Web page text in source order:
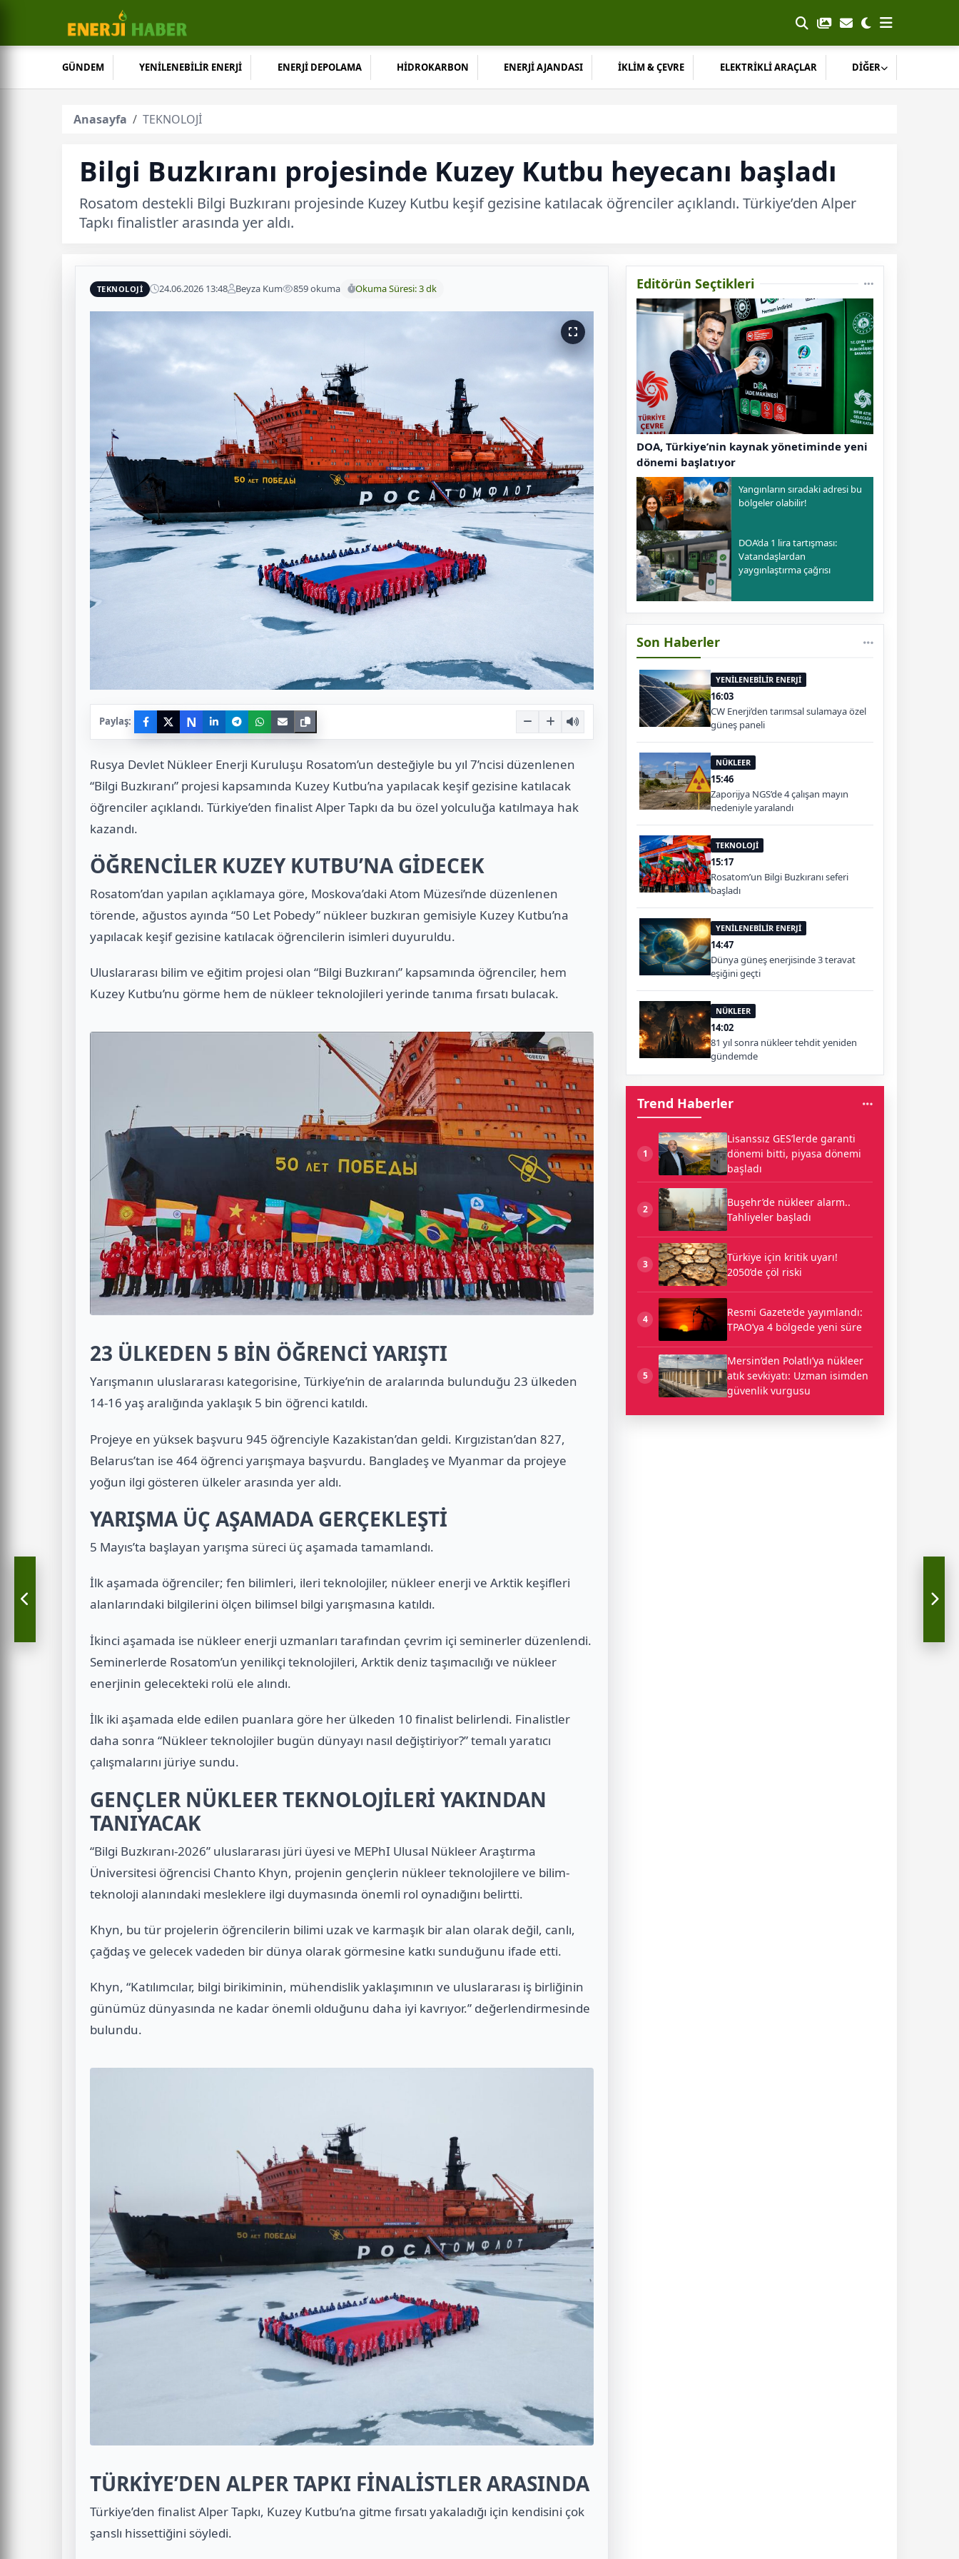
GÜNDEM YENİLENEBİLİR ENERJİ ENERJİ DEPOLAMA HİDROKARBON ENERJİ AJANDASI İKLİM & ÇEVRE ELEKTRİKLİ ARAÇLAR DİĞER
Anasayfa TEKNOLOJİ
Bilgi Buzkıranı projesinde Kuzey Kutbu heyecanı başladı
Rosatom destekli Bilgi Buzkıranı projesinde Kuzey Kutbu keşif gezisine katılacak öğrenciler açıklandı. Türkiye’den Alper
Tapkı finalistler arasında yer aldı.
TEKNOLOJİ 24.06.2026 13:48 Beyza Kum 859 okuma Okuma Süresi: 3 dk
Paylaş: N
Rusya Devlet Nükleer Enerji Kuruluşu Rosatom’un desteğiyle bu yıl 7’ncisi düzenlenen
“Bilgi Buzkıranı” projesi kapsamında Kuzey Kutbu’na yapılacak keşif gezisine katılacak
öğrenciler açıklandı. Türkiye’den finalist Alper Tapkı da bu özel yolculuğa katılmaya hak
kazandı.
ÖĞRENCİLER KUZEY KUTBU’NA GİDECEK
Rosatom’dan yapılan açıklamaya göre, Moskova’daki Atom Müzesi’nde düzenlenen
törende, ağustos ayında “50 Let Pobedy” nükleer buzkıran gemisiyle Kuzey Kutbu’na
yapılacak keşif gezisine katılacak öğrencilerin isimleri duyuruldu.
Uluslararası bilim ve eğitim projesi olan “Bilgi Buzkıranı” kapsamında öğrenciler, hem
Kuzey Kutbu’nu görme hem de nükleer teknolojileri yerinde tanıma fırsatı bulacak.
23 ÜLKEDEN 5 BİN ÖĞRENCİ YARIŞTI
Yarışmanın uluslararası kategorisine, Türkiye’nin de aralarında bulunduğu 23 ülkeden
14-16 yaş aralığında yaklaşık 5 bin öğrenci katıldı.
Projeye en yüksek başvuru 945 öğrenciyle Kazakistan’dan geldi. Kırgızistan’dan 827,
Belarus’tan ise 464 öğrenci yarışmaya başvurdu. Bangladeş ve Myanmar da projeye
yoğun ilgi gösteren ülkeler arasında yer aldı.
YARIŞMA ÜÇ AŞAMADA GERÇEKLEŞTİ
5 Mayıs’ta başlayan yarışma süreci üç aşamada tamamlandı.
İlk aşamada öğrenciler; fen bilimleri, ileri teknolojiler, nükleer enerji ve Arktik keşifleri
alanlarındaki bilgilerini ölçen bilimsel bilgi yarışmasına katıldı.
İkinci aşamada ise nükleer enerji uzmanları tarafından çevrim içi seminerler düzenlendi.
Seminerlerde Rosatom’un yenilikçi teknolojileri, Arktik deniz taşımacılığı ve nükleer
enerjinin gelecekteki rolü ele alındı.
İlk iki aşamada elde edilen puanlara göre her ülkeden 10 finalist belirlendi. Finalistler
daha sonra “Nükleer teknolojiler bugün dünyayı nasıl değiştiriyor?” temalı yaratıcı
çalışmalarını jüriye sundu.
GENÇLER NÜKLEER TEKNOLOJİLERİ YAKINDAN
TANIYACAK
“Bilgi Buzkıranı-2026” uluslararası jüri üyesi ve MEPhI Ulusal Nükleer Araştırma
Üniversitesi öğrencisi Chanto Khyn, projenin gençlerin nükleer teknolojilere ve bilim-
teknoloji alanındaki mesleklere ilgi duymasında önemli rol oynadığını belirtti.
Khyn, bu tür projelerin öğrencilerin bilimi uzak ve karmaşık bir alan olarak değil, canlı,
çağdaş ve gelecek vadeden bir dünya olarak görmesine katkı sunduğunu ifade etti.
Khyn, “Katılımcılar, bilgi birikiminin, mühendislik yaklaşımının ve uluslararası iş birliğinin
günümüz dünyasında ne kadar önemli olduğunu daha iyi kavrıyor.” değerlendirmesinde
bulundu.
TÜRKİYE’DEN ALPER TAPKI FİNALİSTLER ARASINDA
Türkiye’den finalist Alper Tapkı, Kuzey Kutbu’na gitme fırsatı yakaladığı için kendisini çok
şanslı hissettiğini söyledi.
Editörün Seçtikleri
DOA, Türkiye’nin kaynak yönetiminde yeni
dönemi başlatıyor
Yangınların sıradaki adresi bu
bölgeler olabilir!
DOA’da 1 lira tartışması:
Vatandaşlardan
yaygınlaştırma çağrısı
Son Haberler
YENİLENEBİLİR ENERJİ
16:03
CW Enerji’den tarımsal sulamaya özel
güneş paneli
NÜKLEER
15:46
Zaporijya NGS’de 4 çalışan mayın
nedeniyle yaralandı
TEKNOLOJİ
15:17
Rosatom’un Bilgi Buzkıranı seferi
başladı
YENİLENEBİLİR ENERJİ
14:47
Dünya güneş enerjisinde 3 teravat
eşiğini geçti
NÜKLEER
14:02
81 yıl sonra nükleer tehdit yeniden
gündemde
Trend Haberler
1
Lisanssız GES’lerde garanti
dönemi bitti, piyasa dönemi
başladı
2
Buşehr’de nükleer alarm..
Tahliyeler başladı
3
Türkiye için kritik uyarı!
2050’de çöl riski
4
Resmi Gazete’de yayımlandı:
TPAO’ya 4 bölgede yeni süre
5
Mersin’den Polatlı’ya nükleer
atık sevkiyatı: Uzman isimden
güvenlik vurgusu